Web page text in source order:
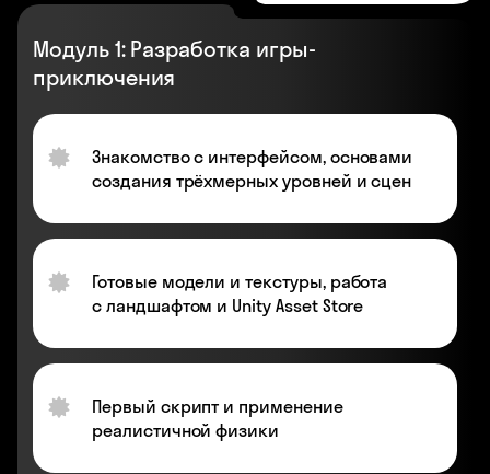
Модуль 1: Разработка игры-
приключения
Знакомство с интерфейсом, основами
создания трёхмерных уровней и сцен
Готовые модели и текстуры, работа
с ландшафтом и Unity Asset Store
Первый скрипт и применение
реалистичной физики